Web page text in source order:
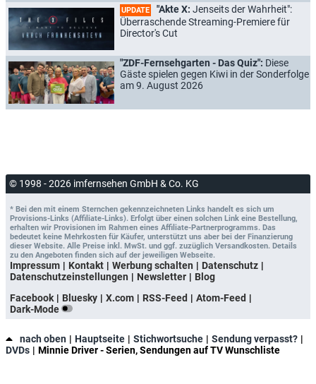
UPDATE "Akte X: Jenseits der Wahrheit":
Überraschende Streaming-Premiere für
Director's Cut
"ZDF-Fernsehgarten - Das Quiz": Diese
Gäste spielen gegen Kiwi in der Sonderfolge
am 9. August 2026
© 1998 - 2026 imfernsehen GmbH & Co. KG
* Bei den mit einem Sternchen gekennzeichneten Links handelt es sich um
Provisions-Links (Affiliate-Links). Erfolgt über einen solchen Link eine Bestellung,
erhalten wir Provisionen im Rahmen eines Affiliate-Partnerprogramms. Das
bedeutet keine Mehrkosten für Käufer, unterstützt uns aber bei der Finanzierung
dieser Website. Alle Preise inkl. MwSt. und ggf. zuzüglich Versandkosten. Details
zu den Angeboten finden sich auf der jeweiligen Webseite.
Impressum Kontakt Werbung schalten
Datenschutz
Datenschutzeinstellungen
Newsletter
Blog
Facebook
Bluesky X.com RSS-Feed
Atom-Feed
Dark-Mode
nach oben Hauptseite Stichwortsuche
Sendung verpasst?
DVDs
Minnie Driver - Serien, Sendungen auf TV Wunschliste